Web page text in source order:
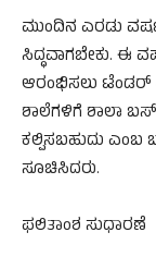
ಮುಂದಿನ ಎರಡು
ಸಿದ್ಧವಾಗಬೇಕು. ಈ
ಆರಂಭಿಸಲು ಟೆಂಡರ್
ಶಾಲೆಗಳಿಗೆ ಶಾಲಾ
ಕಲ್ಪಿಸಬಹುದು ಎಂಬ
ಸೂಚಿಸಿದರು.
ಫಲಿತಾಂಶ ಸುಧಾರಣೆ